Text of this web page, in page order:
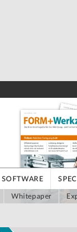
SOFTWARE
Whitepaper